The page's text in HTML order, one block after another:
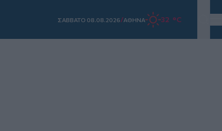
ΣAΒΒΑΤΟ 08.08.2026/ΑΘΗΝΑ 32 °C